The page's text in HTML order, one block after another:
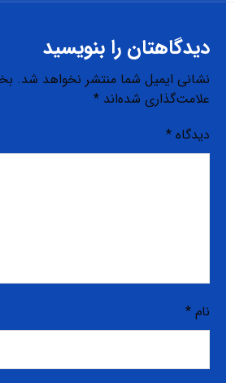
دیدگاهتان را بنویسید
نشانی ایمیل شما منتشر نخواهد شد.
علامت‌گذاری شده‌اند*
دیدگاه*
نام*